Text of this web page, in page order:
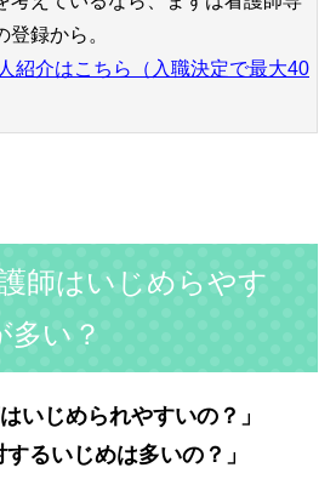
録から。
紹介はこちら（入職決定で最大40
師はいじめらやす
多い？
いじめられやすいの？」
するいじめは多いの？」